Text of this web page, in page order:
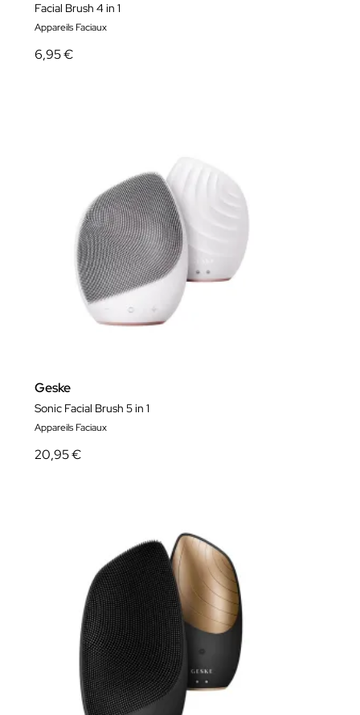
Facial Brush 4 in 1
Appareils Faciaux
6,95 €
Geske
Sonic Facial Brush 5 in 1
Appareils Faciaux
20,95 €